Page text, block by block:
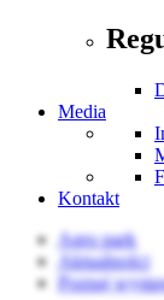
Media
Kontakt
Agro park
Aktualności
Poznaj